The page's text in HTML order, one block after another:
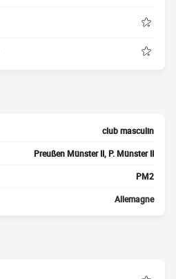
club masculin
Preußen Münster II, P. Münster II
PM2
Allemagne